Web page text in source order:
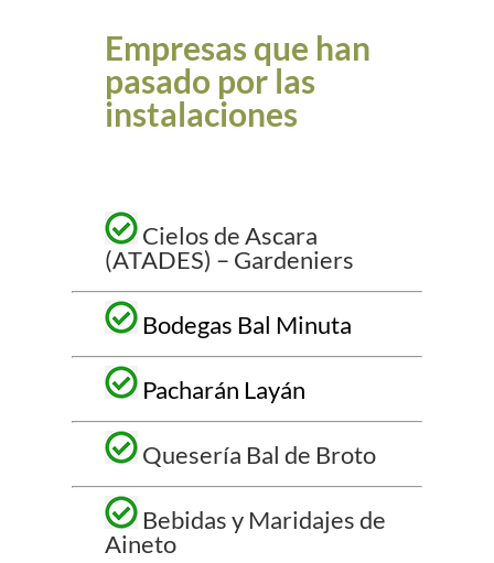
Empresas que han
pasado por las
instalaciones
Cielos de Ascara
(ATADES) – Gardeniers
Bodegas Bal Minuta
Pacharán Layán
Quesería Bal de Broto
Bebidas y Maridajes de
Aineto